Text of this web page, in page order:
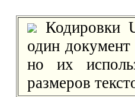
Кодировки
один
но их
размеров